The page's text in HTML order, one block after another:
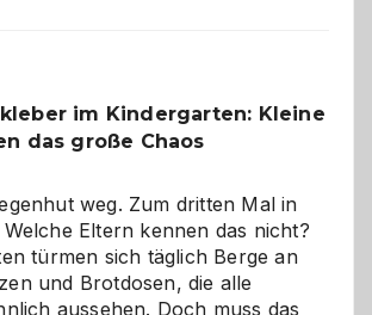
ist
eine
die
richtige
Wahl?
im Kindergarten: Kleine
das große Chaos
weg. Zum dritten Mal in
Eltern kennen das nicht?
türmen sich täglich Berge an
und Brotdosen, die alle
aussehen. Doch muss das